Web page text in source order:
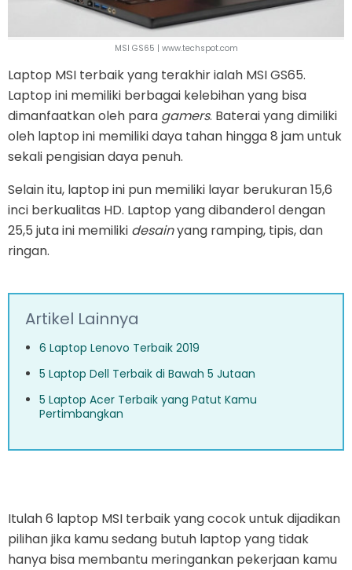
MSI GS65 | www.techspot.com
Laptop MSI terbaik yang terakhir ialah MSI GS65.
Laptop ini memiliki berbagai kelebihan yang bisa
dimanfaatkan oleh para gamers. Baterai yang dimiliki
oleh laptop ini memiliki daya tahan hingga 8 jam untuk
sekali pengisian daya penuh.
Selain itu, laptop ini pun memiliki layar berukuran 15,6
inci berkualitas HD. Laptop yang dibanderol dengan
25,5 juta ini memiliki desainyang ramping, tipis, dan
ringan.
Artikel Lainnya
6 Laptop Lenovo Terbaik 2019
5 Laptop Dell Terbaik di Bawah 5 Jutaan
5 Laptop Acer Terbaik yang Patut Kamu
Pertimbangkan
Itulah 6 laptop MSI terbaik yang cocok untuk dijadikan
pilihan jika kamu sedang butuh laptop yang tidak
hanya bisa membantu meringankan pekerjaan kamu